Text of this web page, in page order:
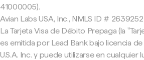
41000005).
Avian Labs USA, Inc., NMLS ID # 2639252
La Tarjeta Visa de Débito Prepaga (la
es emitida por Lead Bank bajo licencia de
U.S.A. Inc. y puede utilizarse en cualquier